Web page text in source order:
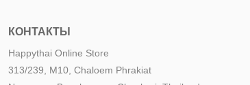
КОНТАКТЫ
Happythai Online Store
313/239, M10, Chaloem Phrakiat